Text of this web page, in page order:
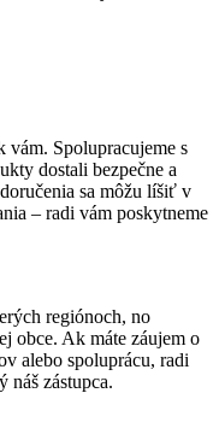
Spolupracujeme s
dostali bezpečne a
sa môžu líšiť v
– radi vám poskytneme
regiónoch, no
obce. Ak máte záujem o
alebo spoluprácu, radi
náš zástupca.